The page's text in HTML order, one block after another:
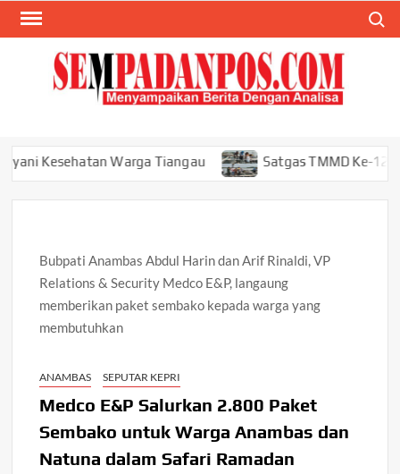
Skip
Warga Tiangau Satgas TMMD Ke-129 Dorong
Bubpati Anambas Abdul Harin dan Arif Rinaldi, VP
Relations & Security Medco E&P, langaung
memberikan paket sembako kepada warga yang
membutuhkan
ANAMBAS SEPUTAR KEPRI
Medco E&P Salurkan 2.800 Paket
Sembako untuk Warga Anambas dan
Natuna dalam Safari Ramadan